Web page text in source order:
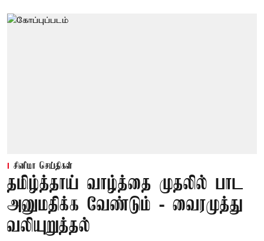
சினிமா செய்திகள்
தமிழ்த்தாய் வாழ்த்தை முதலில் பாட
அனுமதிக்க வேண்டும் - வைரமுத்து
வலியுறுத்தல்